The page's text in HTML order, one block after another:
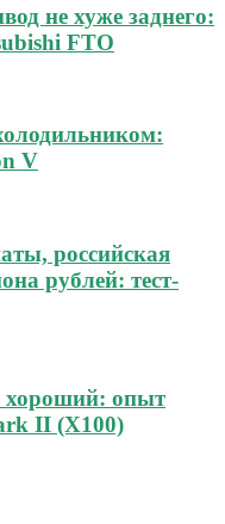
не хуже заднего:
FTO
V
российская
рублей: тест-
хороший: опыт
II (Х100)